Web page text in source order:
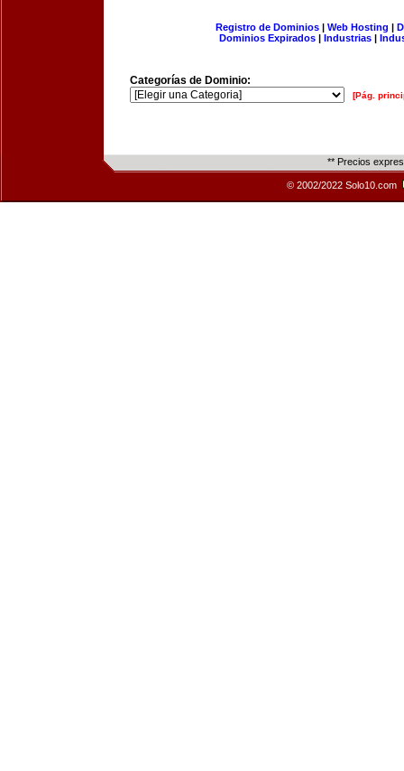
Registro de Dominios| Web Hosting |
Dominios Expirados | Industrias |
Categorías de Dominio:
[Pág.
** Precios
© 2002/2022 Solo10.com